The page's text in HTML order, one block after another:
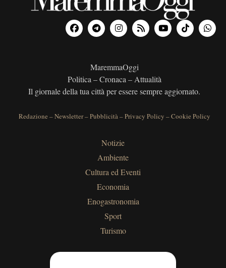
MaremmaOggi
Politica – Cronaca – Attualità
Il giornale della tua città per essere sempre aggiornato.
Redazione –Newsletter–Pubblicità–Privacy Policy –Cookie Policy
Notizie
Ambiente
Cultura ed Eventi
Economia
Enogastronomia
Sport
Turismo